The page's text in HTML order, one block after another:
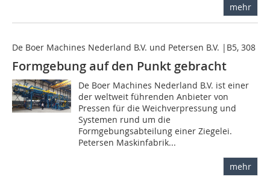
mehr
De Boer Machines Nederland B.V. und Petersen B.V. |B5, 308
Formgebung auf den Punkt gebracht
De Boer Machines Nederland B.V. ist einer
der weltweit führenden Anbieter von
Pressen für die Weichverpressung und
Systemen rund um die
Formgebungsabteilung einer Ziegelei.
Petersen Maskinfabrik...
mehr